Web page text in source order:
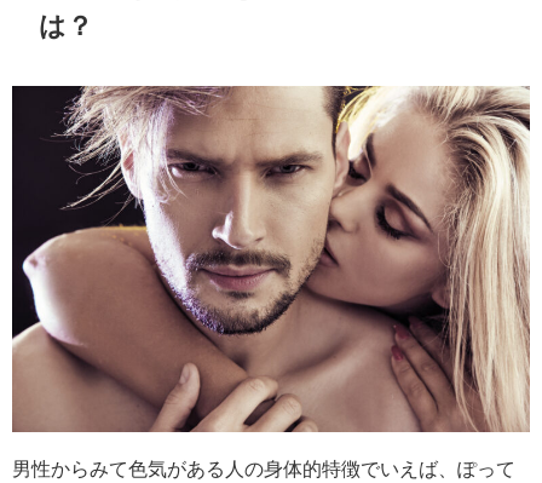
は？
男性からみて色気がある人の身体的特徴でいえば、ぽって